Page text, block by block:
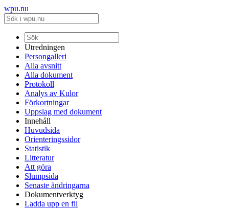
wpu.nu
Utredningen
Persongalleri
Alla avsnitt
Alla dokument
Protokoll
Analys av Kulor
Förkortningar
Uppslag med dokument
Innehåll
Huvudsida
Orienteringssidor
Statistik
Litteratur
Att göra
Slumpsida
Senaste ändringarna
Dokumentverktyg
Ladda upp en fil